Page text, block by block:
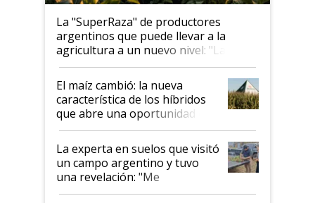
La "SuperRaza" de productores
argentinos que puede llevar a la
agricultura a un nuevo nivel: "Las
posibilidades de crecimiento son
infinitas"
El maíz cambió: la nueva
característica de los híbridos
que abre una oportunidad en
el lote
La experta en suelos que visitó
un campo argentino y tuvo
una revelación: "Me
impresionó mucho"